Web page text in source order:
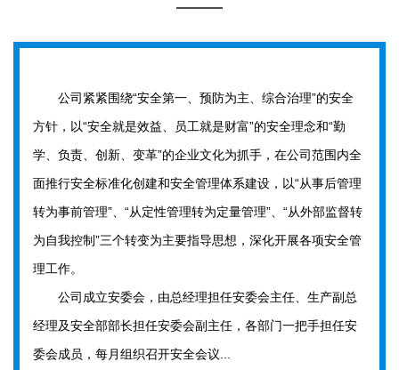
公司紧紧围绕“安全第一、预防为主、综合治理”的安全
方针，以“安全就是效益、员工就是财富”的安全理念和“勤
学、负责、创新、变革”的企业文化为抓手，在公司范围内全
面推行安全标准化创建和安全管理体系建设，以“从事后管理
转为事前管理”、“从定性管理转为定量管理”、“从外部监督转
为自我控制”三个转变为主要指导思想，深化开展各项安全管
理工作。
公司成立安委会，由总经理担任安委会主任、生产副总
经理及安全部部长担任安委会副主任，各部门一把手担任安
委会成员，每月组织召开安全会议...